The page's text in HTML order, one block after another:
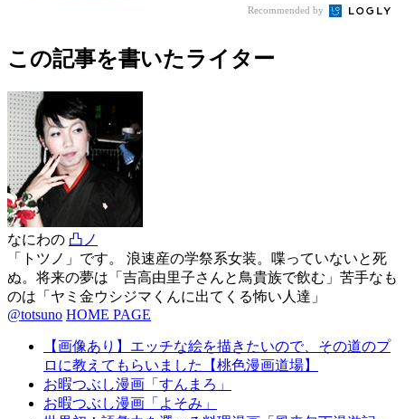
Recommended by
この記事を書いたライター
なにわの 凸ノ
「トツノ」です。 浪速産の学祭系女装。喋っていないと死
ぬ。将来の夢は「吉高由里子さんと鳥貴族で飲む」苦手なも
のは「ヤミ金ウシジマくんに出てくる怖い人達」
@totsuno HOME PAGE
【画像あり】エッチな絵を描きたいので、その道のプ
ロに教えてもらいました【桃色漫画道場】
お暇つぶし漫画「すんまろ」
お暇つぶし漫画「よそみ」